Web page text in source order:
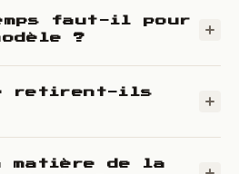
faut-il pour
?
retirent-ils
matière de la